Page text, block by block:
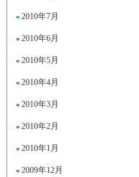
2010年7月
2010年6月
2010年5月
2010年4月
2010年3月
2010年2月
2010年1月
2009年12月